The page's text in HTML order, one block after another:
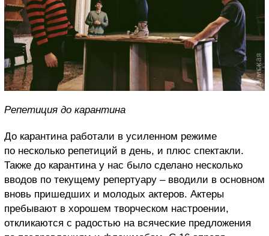
Репетиция до карантина
До карантина работали в усиленном режиме
по несколько репетиций в день, и плюс спектакли.
Также до карантина у нас было сделано несколько
вводов по текущему репертуару – вводили в основном
вновь пришедших и молодых актеров. Актеры
пребывают в хорошем творческом настроении,
откликаются с радостью на всяческие предложения